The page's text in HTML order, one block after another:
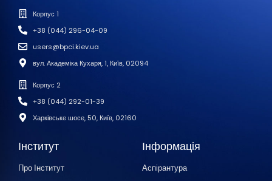
Корпус 1
+38 (044) 296-04-09
users@bpci.kiev.ua
вул. Академіка Кухаря, 1, Київ, 02094
Корпус 2
+38 (044) 292-01-39
Харківське шосе, 50, Київ, 02160
Інститут
Про Інститут
Інформація
Аспірантура